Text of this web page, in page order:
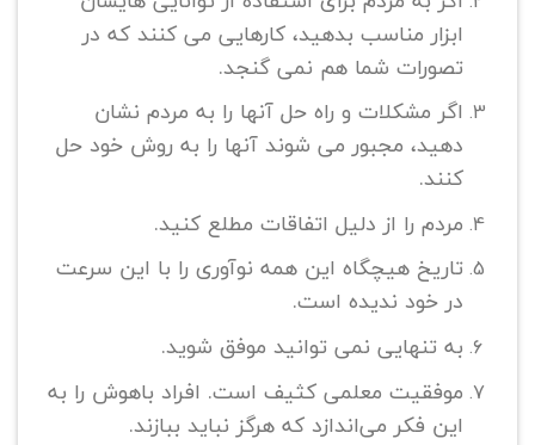
ابزار مناسب بدهید، کارهایی می کنند که در
تصورات شما هم نمی گنجد.
اگر مشکلات و راه حل آنها را به مردم نشان
دهید، مجبور می شوند آنها را به روش خود حل
کنند.
مردم را از دلیل اتفاقات مطلع کنید.
تاریخ هیچگاه این همه نوآوری را با این سرعت
در خود ندیده است.
به تنهایی نمی توانید موفق شوید.
موفقیت معلمی کثیف است. افراد باهوش را به
این فکر می‌اندازد که هرگز نباید ببازند.